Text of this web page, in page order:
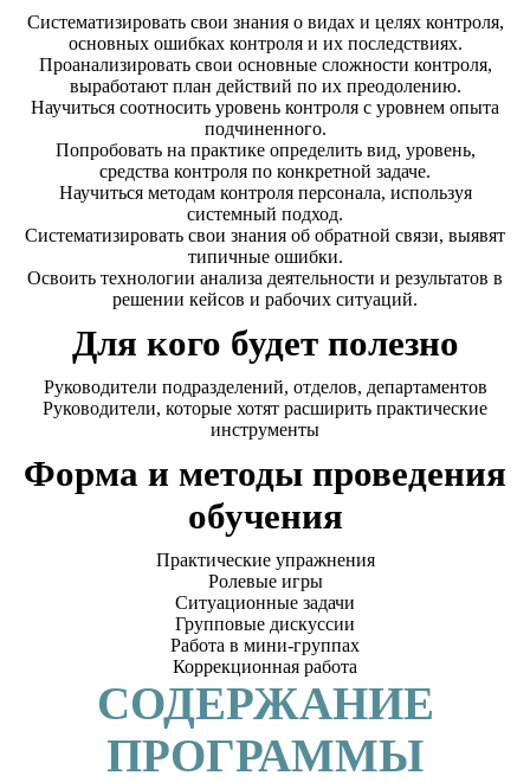
Систематизировать свои знания о видах и целях контроля,
основных ошибках контроля и их последствиях.
Проанализировать свои основные сложности контроля,
выработают план действий по их преодолению.
Научиться соотносить уровень контроля с уровнем опыта
подчиненного.
Попробовать на практике определить вид, уровень,
средства контроля по конкретной задаче.
Научиться методам контроля персонала, используя
системный подход.
Систематизировать свои знания об обратной связи, выявят
типичные ошибки.
Освоить технологии анализа деятельности и результатов в
решении кейсов и рабочих ситуаций.
Для кого будет полезно
Руководители подразделений, отделов, департаментов
Руководители, которые хотят расширить практические
инструменты
Форма и методы проведения
обучения
Практические упражнения
Ролевые игры
Ситуационные задачи
Групповые дискуссии
Работа в мини-группах
Коррекционная работа
СОДЕРЖАНИЕ
ПРОГРАММЫ